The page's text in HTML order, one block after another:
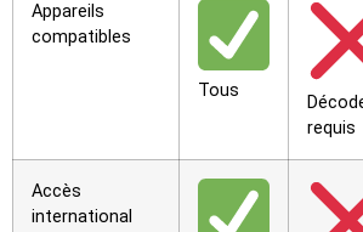
Appareils
compatibles
Tous
requis
Accès
international